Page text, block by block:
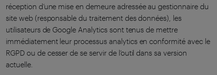
réception d’une mise en demeure adressée au gestionnaire du
site web (responsable du traitement des données), les
utilisateurs de Google Analytics sont tenus de mettre
immédiatement leur processus analytics en conformité avec le
RGPD ou de cesser de se servir de l’outil dans sa version
actuelle.